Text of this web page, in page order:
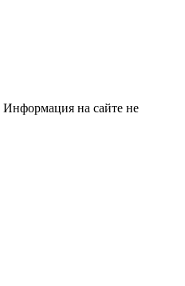
Информация на сайте не